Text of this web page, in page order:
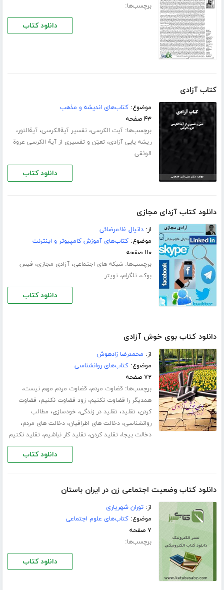
برچسب‌ها:
دانلود کتاب
کتاب آزادی
موضوع:کتاب‌های اندیشه و مذهب
۴۳ صفحه
برچسب‌ها:آیت الکرسی، تفسیر آیة‌الکرسی،آیة‌‌النور،
ریشه یابی آزادی، تعیّن و تفسیری از آیة الکرسی عروة
الوثقی
دانلود کتاب
دانلود کتاب آزدای مجازی
از:دانیال غلامرضائی
موضوع:کتاب‌های آموزش کامپیوتر و اینترنت
۱۱۰ صفحه
برچسب‌ها:شبکه های اجتماعی،آزادی مجازی، فیس
بوک، تلگرام، تویتر
دانلود کتاب
دانلود کتاب بوی خوش آزادی
از: محمدرضا زادهوش
موضوع:کتاب‌های روانشناسی
۷۲ صفحه
برچسب‌ها: قضاوت مردم، قضاوت مردم مهم نیست،
همدیگر را قضاوت نکنیم، زود قضاوت نکنیم، قضاوت
کردن، تقلید، تقلید در زندگی، خودسازی، مطالب
روانشناسی،دخالت های اطرافیان،دخالت های مردم،
دخالت بیجا، تقلید کردن، تقلید کار نباشیم، تقلید نکنیم
دانلود کتاب
دانلود کتاب وضعیت اجتماعی زن در ایران باستان
از:توران شهریاری
موضوع:کتاب‌های علوم اجتماعی
۷ صفحه
برچسب‌ها:
دانلود کتاب